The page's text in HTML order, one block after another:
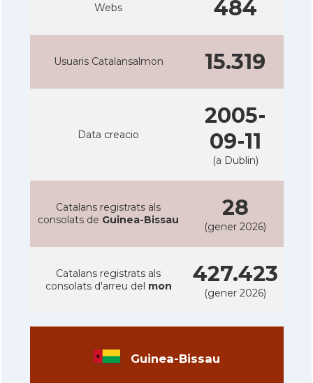
Webs 484
Usuaris Catalansalmon 15.319
Data creacio
2005-
09-11
(a Dublin)
Catalans registrats als
consolats de Guinea-Bissau 28
(gener 2026)
Catalans registrats als
consolats d'arreu del mon 427.423
(gener 2026)
Guinea-Bissau